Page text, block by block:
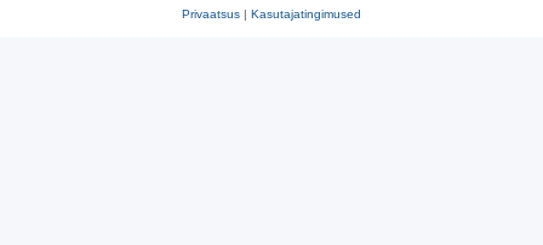
Privaatsus | Kasutajatingimused